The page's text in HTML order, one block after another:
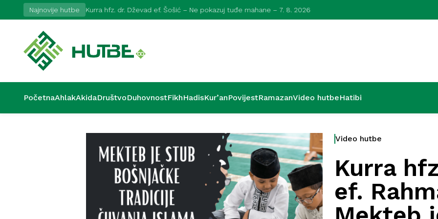
Najnovije hutbe Kurra hfz. dr. Dževad ef. Šošić – Ne pokazuj tuđe mahane – 7. 8. 2026 Kurra hfz.
PočetnaAhlakAkidaDruštvoDuhovnostFikhHadisKur’anPovijestRamazanVideo hutbeHatibi
Video hutbe
Kurra
ef.